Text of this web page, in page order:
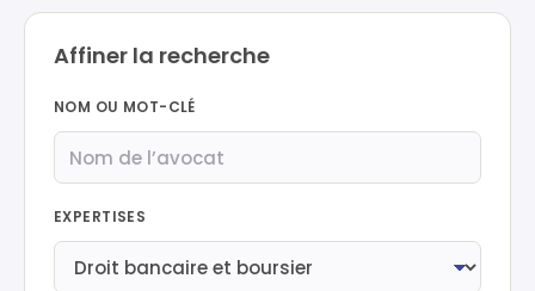
Affiner la recherche
NOM OU MOT-CLÉ
EXPERTISES